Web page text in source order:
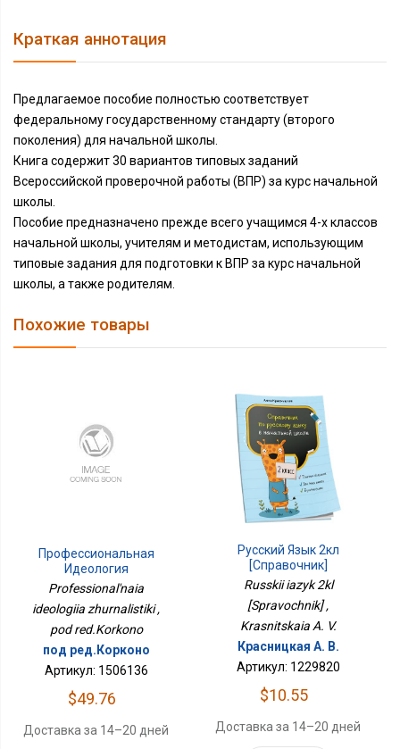
Краткая аннотация
Предлагаемое пособие полностью соответствует
федеральному государственному стандарту (второго
поколения) для начальной школы.
Книга содержит 30 вариантов типовых заданий
Всероссийской проверочной работы (ВПР) за курс начальной
школы.
Пособие предназначено прежде всего учащимся 4-х классов
начальной школы, учителям и методистам, использующим
типовые задания для подготовки к ВПР за курс начальной
школы, а также родителям.
Похожие товары
Профессиональная
Идеология
Журналистики
Professional'naia
ideologiia zhurnalistiki ,
pod red.Korkono
под ред.Корконо
Артикул: 1506136
$49.76
Доставка за 14–20 дней
Русский Язык 2кл
[Справочник]
Russkii iazyk 2kl
[Spravochnik] ,
Krasnitskaia A. V.
Красницкая А. В.
Артикул: 1229820
$10.55
Доставка за 14–20 дней